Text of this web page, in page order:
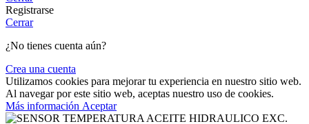
Registrarse
Cerrar
¿No tienes cuenta aún?
Crea una cuenta
Utilizamos cookies para mejorar tu experiencia en nuestro sitio web.
Al navegar por este sitio web, aceptas nuestro uso de cookies.
Más información Más
información
Aceptar